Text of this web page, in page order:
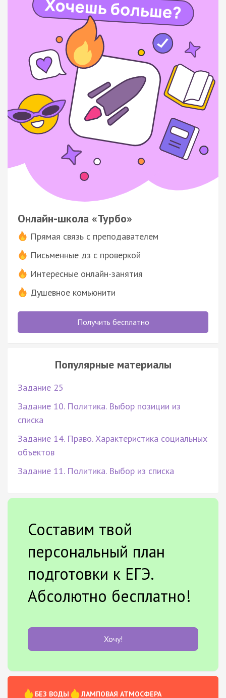
Онлайн-школа «Турбо»
Прямая связь с преподавателем
Письменные дз с проверкой
Интересные онлайн-занятия
Душевное комьюнити
Получить бесплатно
Популярные материалы
Задание 25
Задание 10. Политика. Выбор позиции из
списка
Задание 14. Право. Характеристика социальных
объектов
Задание 11. Политика. Выбор из списка
Составим твой
персональный план
подготовки к ЕГЭ.
Абсолютно бесплатно!
Хочу!
БЕЗ ВОДЫ ЛАМПОВАЯ АТМОСФЕРА